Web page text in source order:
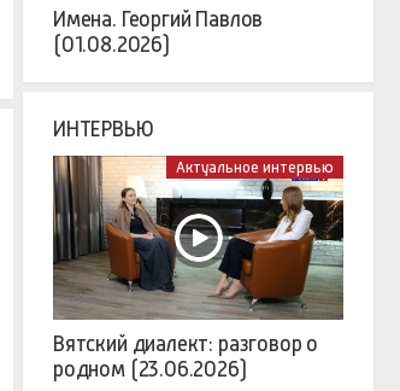
Имена. Георгий Павлов
(01.08.2026)
ИНТЕРВЬЮ
Актуальное интервью
Вятский диалект: разговор о
родном (23.06.2026)